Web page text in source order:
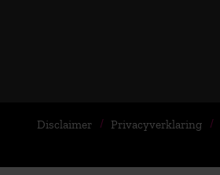
Disclaimer Privacyverklaring